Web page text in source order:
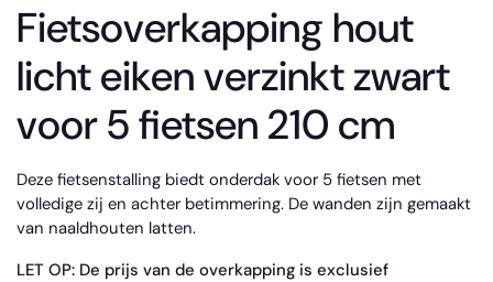
Fietsoverkapping hout
licht eiken verzinkt zwart
voor 5 fietsen 210 cm
Deze fietsenstalling biedt onderdak voor 5 fietsen met
volledige zij en achter betimmering. De wanden zijn gemaakt
van naaldhouten latten.
LET OP: De prijs van de overkapping is exclusief